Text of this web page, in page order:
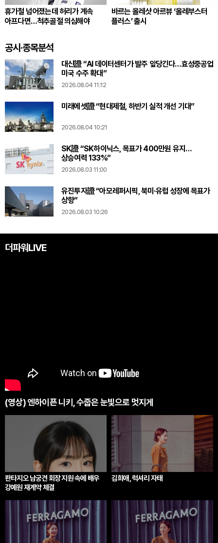
휴가철 넘어졌는데 허리가 계속
아프다면…척추골절 의심해야
바르는 올레샷 아르뷰 ‘올레부스터
플러스’ 출시
공시·종목분석
대신證 “AI 데이터센터가 발주 앞당긴다…효성중공업
미국 수주 확대”
2026.08.04 11:12
미래에셋證 “현대제철, 하반기 실적 개선 기대”
2026.08.04 10:21
SK證 “SK하이닉스, 목표가 400만원 유지…
상승여력 133%”
2026.08.03 11:00
유진투자證 “아모레퍼시픽, 북미·유럽 성장에 목표가
상향”
2026.08.03 10:26
더파워LIVE
(영상) 엔하이픈 니키, 수줍은 눈빛으로 멋지게
판타지오 남궁견 회장 지원 속에 배우
강예원 재계약 체결
김희애, 럭셔리 자태